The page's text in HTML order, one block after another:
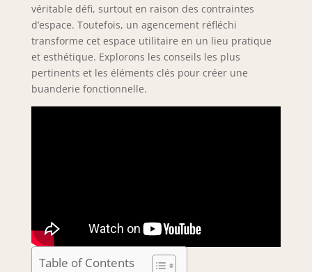
véritable défi, surtout en raison des contraintes
d’espace. Toutefois, un agencement réfléchi
transforme cet espace utilitaire en un lieu pratique
et esthétique. Explorons les conseils les plus
pertinents et les éléments clés pour créer une
buanderie fonctionnelle.
Table of Contents